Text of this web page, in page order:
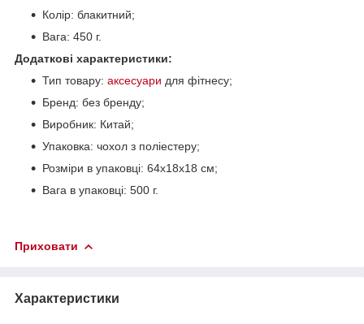
Колір: блакитний;
Вага: 450 г.
Додаткові характеристики:
Тип товару: аксесуари для фітнесу;
Бренд: без бренду;
Виробник: Китай;
Упаковка: чохол з поліестеру;
Розміри в упаковці: 64х18х18 см;
Вага в упаковці: 500 г.
Приховати
Характеристики